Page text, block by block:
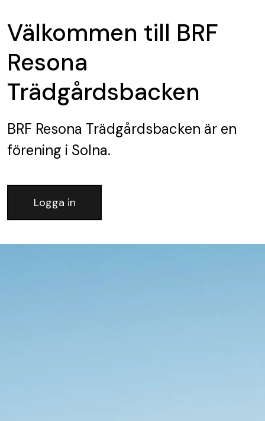
Välkommen till BRF
Resona
Trädgårdsbacken
BRF Resona Trädgårdsbacken är en
förening i Solna.
Logga in